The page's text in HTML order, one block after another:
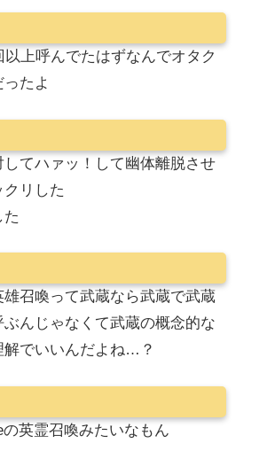
上呼んでたはずなんでオタク
たよ
してハァッ！して幽体離脱させ
リした
た
召喚って武蔵なら武蔵で武蔵
んじゃなくて武蔵の概念的な
解でいいんだよね…？
英霊召喚みたいなもん